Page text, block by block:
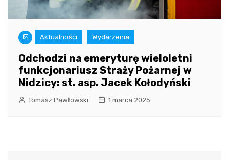
Aktualności Wydarzenia
Odchodzi na emeryturę wieloletni
funkcjonariusz Straży Pożarnej w
Nidzicy: st. asp. Jacek Kołodyński
Tomasz Pawłowski 1 marca 2025